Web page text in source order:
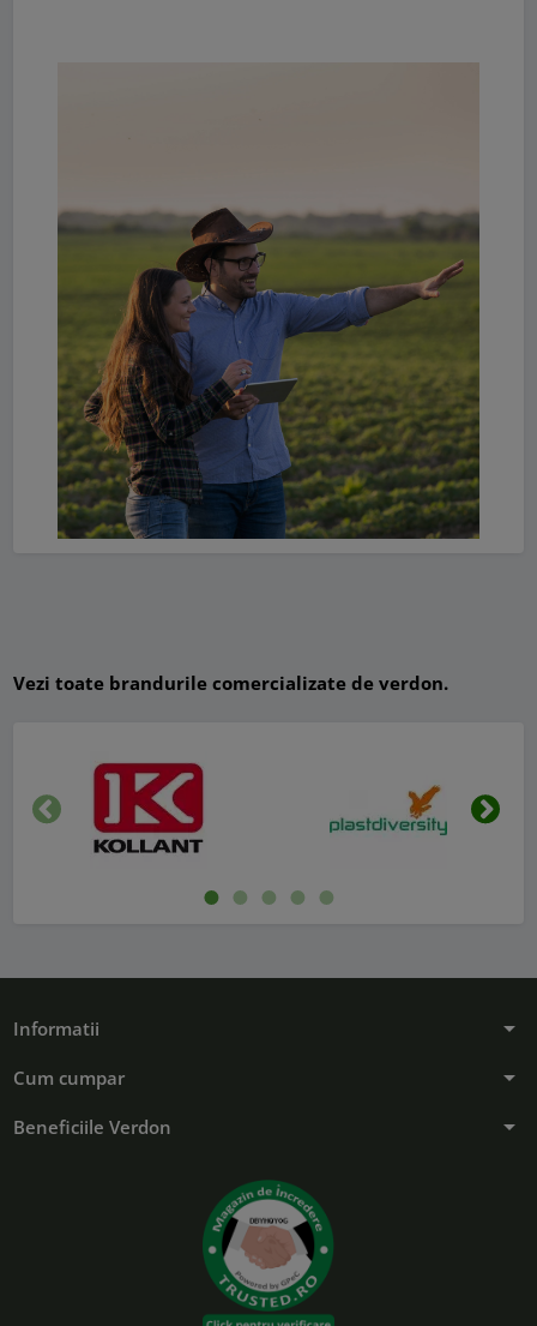
Vezi toate brandurile comercializate de verdon.
Inapoi
Informatii arrow_drop_down
Cum cumpar arrow_drop_down
Beneficiile Verdon arrow_drop_down